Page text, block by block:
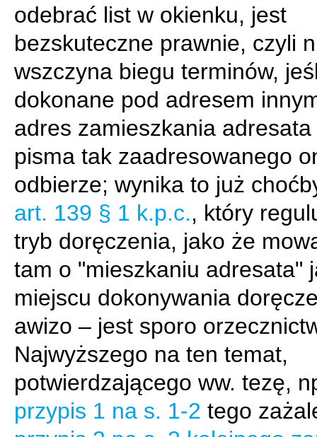
odebrać list w okienku, jest
bezskuteczne prawnie, czyli
wszczyna biegu terminów,
dokonane pod adresem
adres zamieszkania adresata
pisma tak zaadresowanego
odbierze; wynika to już
art. 139 § 1 k.p.c., który
tryb doręczenia, jako że
tam o "mieszkaniu adresata"
miejscu dokonywania
awizo – jest sporo
Najwyższego na ten temat,
potwierdzającego ww. tezę,
przypis 1 na s. 1-2 tego